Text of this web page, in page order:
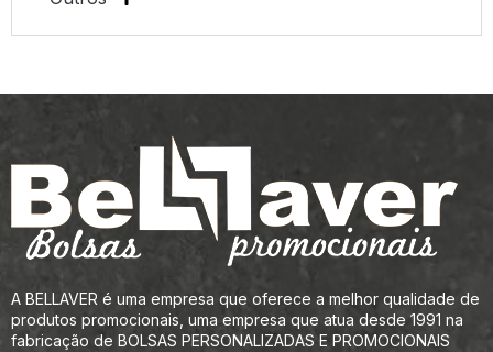
A BELLAVER é uma empresa que oferece a melhor qualidade de
produtos promocionais, uma empresa que atua desde 1991 na
fabricação de BOLSAS PERSONALIZADAS E PROMOCIONAIS